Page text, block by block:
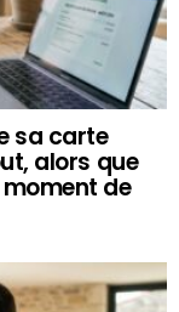
sa carte
alors que
de